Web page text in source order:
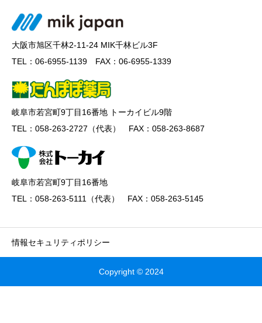
大阪市旭区千林2-11-24 MIK千林ビル3F
TEL：06-6955-1139 FAX：06-6955-1339
岐阜市若宮町9丁目16番地 トーカイビル9階
TEL：058-263-2727（代表） FAX：058-263-8687
岐阜市若宮町9丁目16番地
TEL：058-263-5111（代表） FAX：058-263-5145
情報セキュリティポリシー
Copyright © 2024